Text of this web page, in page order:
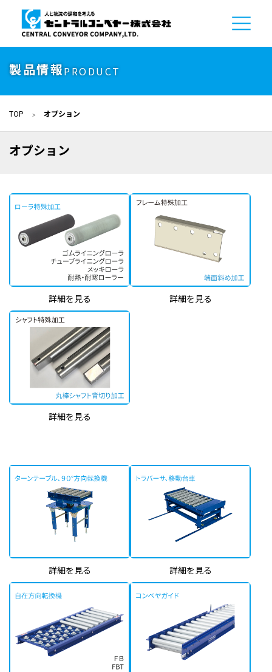
製品情報PRODUCT
TOP オプション
オプション
詳細を見る 詳細を見る
詳細を見る
詳細を見る 詳細を見る